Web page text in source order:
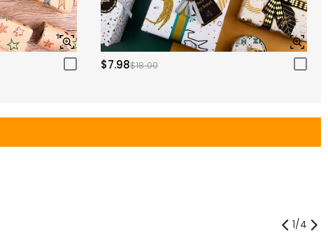
$7.98$18.00
1/4